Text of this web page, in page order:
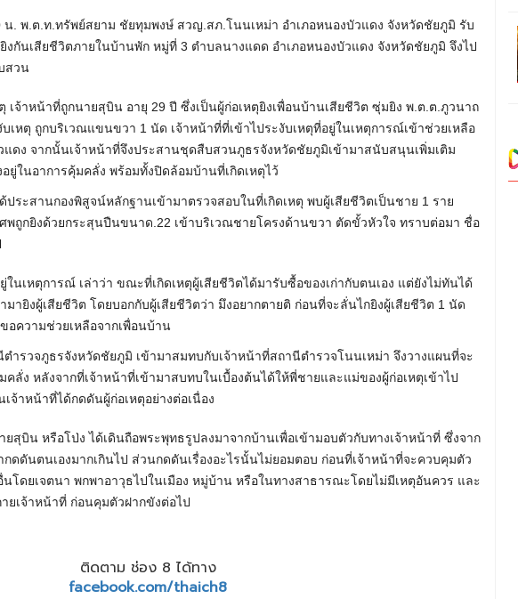
น. พ.ต.ท.ทรัพย์สยาม ชัยทุมพงษ์ สวญ.สภ.โนนเหม่า อำเภอหนองบัวแดง จังหวัดชัยภูมิ รับ
งกันเสียชีวิตภายในบ้านพัก หมู่ที่ 3 ตำบลนางแดด อำเภอหนองบัวแดง จังหวัดชัยภูมิ จึงไป
สวน
เจ้าหน้าที่ถูกนายสุบิน อายุ 29 ปี ซึ่งเป็นผู้ก่อเหตุยิงเพื่อนบ้านเสียชีวิต ซุ่มยิง พ.ต.ต.ภูวนาถ
เหตุ ถูกบริเวณแขนขวา 1 นัด เจ้าหน้าที่ที่เข้าไประงับเหตุที่อยู่ในเหตุการณ์เข้าช่วยเหลือ
แดง จากนั้นเจ้าหน้าที่จึงประสานชุดสืบสวนภูธรจังหวัดชัยภูมิเข้ามาสนับสนุนเพิ่มเติม
ยู่ในอาการคุ้มคลั่ง พร้อมทั้งปิดล้อมบ้านที่เกิดเหตุไว้
ระสานกองพิสูจน์หลักฐานเข้ามาตรวจสอบในที่เกิดเหตุ พบผู้เสียชีวิตเป็นชาย 1 ราย
พถูกยิงด้วยกระสุนปืนขนาด.22 เข้าบริเวณชายโครงด้านขวา ตัดขั้วหัวใจ ทราบต่อมา ชื่อ
นเหตุการณ์ เล่าว่า ขณะที่เกิดเหตุผู้เสียชีวิตได้มารับซื้อของเก่ากับตนเอง แต่ยังไม่ทันได้
มายิงผู้เสียชีวิต โดยบอกกับผู้เสียชีวิตว่า มึงอยากตายติ ก่อนที่จะลั่นไกยิงผู้เสียชีวิต 1 นัด
ความช่วยเหลือจากเพื่อนบ้าน
ำรวจภูธรจังหวัดชัยภูมิ เข้ามาสมทบกับเจ้าหน้าที่สถานีตำรวจโนนเหม่า จึงวางแผนที่จะ
ลั่ง หลังจากที่เจ้าหน้าที่เข้ามาสบทบในเบื้องต้นได้ให้พี่ชายและแม่ของผู้ก่อเหตุเข้าไป
จ้าหน้าที่ได้กดดันผู้ก่อเหตุอย่างต่อเนื่อง
ยสุบิน หรือโป่ง ได้เดินถือพระพุทธรูปลงมาจากบ้านเพื่อเข้ามอบตัวกับทางเจ้าหน้าที่ ซึ่งจาก
ดดันตนเองมากเกินไป ส่วนกดดันเรื่องอะไรนั้นไม่ยอมตอบ ก่อนที่เจ้าหน้าที่จะควบคุมตัว
โดยเจตนา พกพาอาวุธไปในเมือง หมู่บ้าน หรือในทางสาธารณะโดยไม่มีเหตุอันควร และ
ยเจ้าหน้าที่ ก่อนคุมตัวฝากขังต่อไป
ติดตาม ช่อง 8 ได้ทาง
facebook.com/thaich8